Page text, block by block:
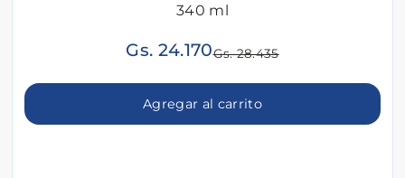
340 ml
Gs. 24.170Gs. 28.435
Agregar al carrito